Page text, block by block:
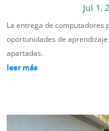
Jul 1,
La entrega de computadores
oportunidades de
apartadas.
leer más